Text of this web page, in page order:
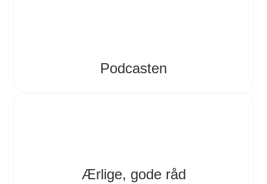
Podcasten
Ærlige, gode råd